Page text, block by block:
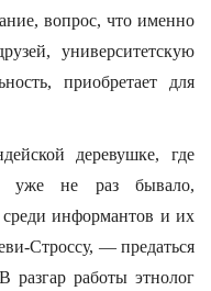
вопрос, что именно
университетскую
приобретает для
деревушке, где
уже не раз бывало,
среди информантов и их
Строссу, — предаться
работы этнолог